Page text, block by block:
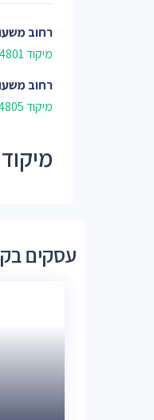
רחוב
מיקוד 8154801
רחוב
מיקוד 8154805
מיקוד
עסקים